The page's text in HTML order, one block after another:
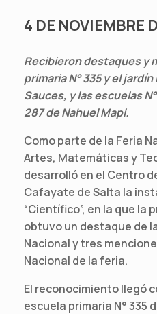
4 DE NOVIEMBRE
Recibieron destaques y
primaria N° 335 y el
Sauces, y las escuelas
287 de Nahuel Mapi.
Como parte de la Feria
Artes, Matemáticas y
desarrolló en el Centro
Cafayate de Salta la
“Científico”, en la que la
obtuvo un destaque de
Nacional y tres
Nacional de la feria.
El reconocimiento llegó
escuela primaria N° 335